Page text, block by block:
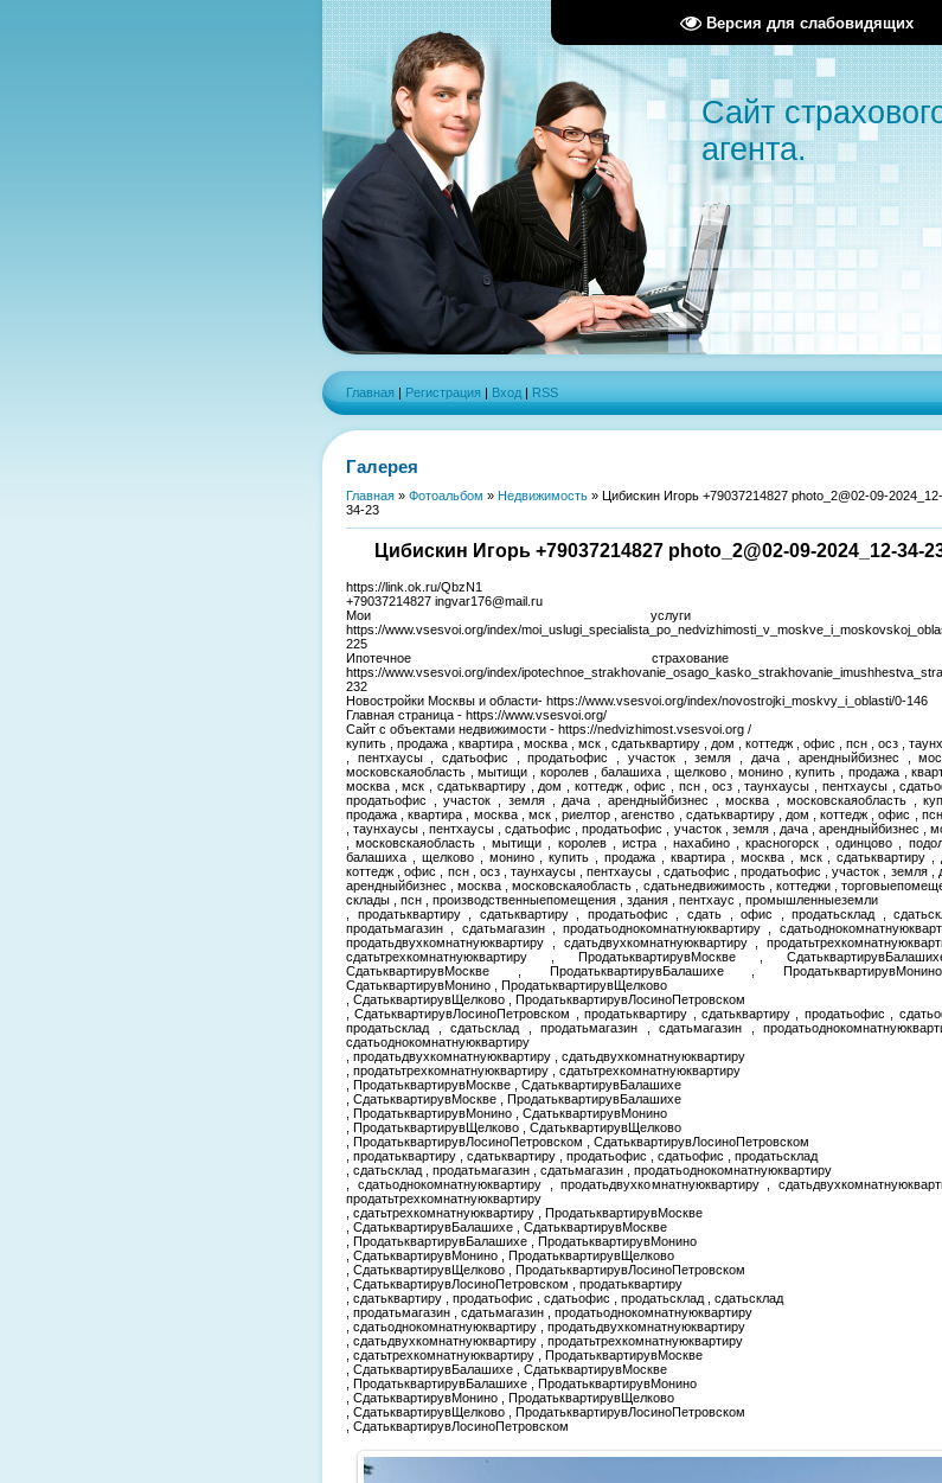
Версия для слабовидящих
Сайт
агента.
Главная | Регистрация | Вход | RSS
Галерея
Главная » Фотоальбом » Недвижимость » Цибискин Игорь +79037214827 photo_2@02-09-2024_12-
34-23
Цибискин Игорь +79037214827 photo_2@02-09-2024_12-34-
https://link.ok.ru/QbzN1
+79037214827 ingvar176@mail.ru
Мои услуги
https://www.vsesvoi.org/index/
225
Ипотечное
https://www.vsesvoi.org/index/
232
Новостройки Москвы и области- https://www.vsesvoi.org/index/novostrojki_moskvy_i_oblasti/0-146
Главная страница - https://www.vsesvoi.org/
Сайт с объектами недвижимости - https://nedvizhimost.vsesvoi.org /
купить , продажа , квартира , москва , мск , сдатьквартиру , дом , коттедж , офис , псн , осз ,
, пентхаусы , сдатьофис , продатьофис , участок , земля , дача , арендныйбизнес ,
московскаяобласть , мытищи , королев , балашиха , щелково , монино , купить , продажа ,
москва , мск , сдатьквартиру , дом , коттедж , офис , псн , осз , таунхаусы , пентхаусы ,
продатьофис , участок , земля , дача , арендныйбизнес , москва , московскаяобласть ,
продажа , квартира , москва , мск , риелтор , агенство , сдатьквартиру , дом , коттедж , офис ,
, таунхаусы , пентхаусы , сдатьофис , продатьофис , участок , земля , дача , арендныйбизнес ,
, московскаяобласть , мытищи , королев , истра , нахабино , красногорск , одинцово ,
балашиха , щелково , монино , купить , продажа , квартира , москва , мск , сдатьквартиру ,
коттедж , офис , псн , осз , таунхаусы , пентхаусы , сдатьофис , продатьофис , участок , земля ,
арендныйбизнес , москва , московскаяобласть , сдатьнедвижимость , коттеджи ,
склады , псн , производственныепомещения , здания , пентхаус , промышленныеземли
, продатьквартиру , сдатьквартиру , продатьофис , сдать , офис , продатьсклад ,
продатьмагазин , сдатьмагазин , продатьоднокомнатнуюквартиру ,
продатьдвухкомнатнуюквартиру , сдатьдвухкомнатнуюквартиру ,
сдатьтрехкомнатнуюквартиру , ПродатьквартирувМоскве ,
СдатьквартирувМоскве , ПродатьквартирувБалашихе ,
СдатьквартирувМонино , ПродатьквартирувЩелково
, СдатьквартирувЩелково , ПродатьквартирувЛосиноПетровском
, СдатьквартирувЛосиноПетровском , продатьквартиру , сдатьквартиру , продатьофис ,
продатьсклад , сдатьсклад , продатьмагазин , сдатьмагазин ,
сдатьоднокомнатнуюквартиру
, продатьдвухкомнатнуюквартиру , сдатьдвухкомнатнуюквартиру
, продатьтрехкомнатнуюквартиру , сдатьтрехкомнатнуюквартиру
, ПродатьквартирувМоскве , СдатьквартирувБалашихе
, СдатьквартирувМоскве , ПродатьквартирувБалашихе
, ПродатьквартирувМонино , СдатьквартирувМонино
, ПродатьквартирувЩелково , СдатьквартирувЩелково
, ПродатьквартирувЛосиноПетровском , СдатьквартирувЛосиноПетровском
, продатьквартиру , сдатьквартиру , продатьофис , сдатьофис , продатьсклад
, сдатьсклад , продатьмагазин , сдатьмагазин , продатьоднокомнатнуюквартиру
, сдатьоднокомнатнуюквартиру , продатьдвухкомнатнуюквартиру ,
продатьтрехкомнатнуюквартиру
, сдатьтрехкомнатнуюквартиру , ПродатьквартирувМоскве
, СдатьквартирувБалашихе , СдатьквартирувМоскве
, ПродатьквартирувБалашихе , ПродатьквартирувМонино
, СдатьквартирувМонино , ПродатьквартирувЩелково
, СдатьквартирувЩелково , ПродатьквартирувЛосиноПетровском
, СдатьквартирувЛосиноПетровском , продатьквартиру
, сдатьквартиру , продатьофис , сдатьофис , продатьсклад , сдатьсклад
, продатьмагазин , сдатьмагазин , продатьоднокомнатнуюквартиру
, сдатьоднокомнатнуюквартиру , продатьдвухкомнатнуюквартиру
, сдатьдвухкомнатнуюквартиру , продатьтрехкомнатнуюквартиру
, сдатьтрехкомнатнуюквартиру , ПродатьквартирувМоскве
, СдатьквартирувБалашихе , СдатьквартирувМоскве
, ПродатьквартирувБалашихе , ПродатьквартирувМонино
, СдатьквартирувМонино , ПродатьквартирувЩелково
, СдатьквартирувЩелково , ПродатьквартирувЛосиноПетровском
, СдатьквартирувЛосиноПетровском